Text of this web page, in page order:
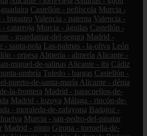
Castellón - peñíscola Murcia -
- bigastro Valencia - paterna Valencia -
- catarroja Murcia - águilas Castellón -
- guardamar-del-segura Madrid -
- santa-pola Las-palmas - la-oliva León
- orpesa Almería - almería Alicante -
miguel-de-salinas Alicante - ibi Cádiz
umbría Toledo - bargas Castellón -
puerto-de-santa-maría Alicante - dénia
la-frontera Madrid - paracuellos-de-
Madrid - lozoya Málaga - rincón-de-
- moraleda-de-zafayona Badajoz -
Murcia - san-pedro-del-pinatar
Madrid - pinto Girona - torroella-de-